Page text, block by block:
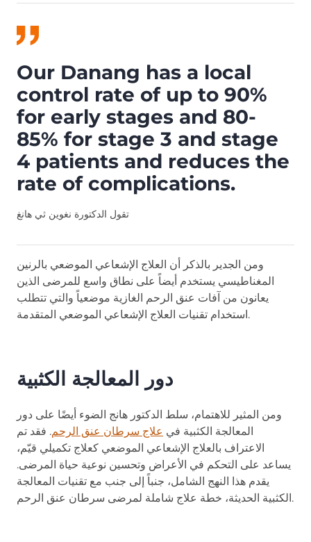
Our Danang has a local
control rate of up to 90%
for early stages and 80-
85% for stage 3 and stage
4 patients and reduces the
rate of complications.
تقول الدكتورة نغوين ثي هانغ
ومن الجدير بالذكر أن العلاج الإشعاعي الموضعي بالرنين
المغناطيسي يستخدم أيضاً على نطاق واسع للمرضى الذين
يعانون من آفات عنق الرحم الغازية موضعياً والتي تتطلب
استخدام تقنيات العلاج الإشعاعي الموضعي المتقدمة.
دور المعالجة الكثبية
ومن المثير للاهتمام، سلط الدكتور هانج الضوء أيضًا على دور
المعالجة الكثبية في علاج سرطان عنق الرحم. فقد تم
الاعتراف بالعلاج الإشعاعي الموضعي كعلاج تكميلي قيّم،
يساعد على التحكم في الأعراض وتحسين نوعية حياة المرضى.
يقدم هذا النهج الشامل، جنباً إلى جنب مع تقنيات المعالجة
الكثبية الحديثة، خطة علاج شاملة لمرضى سرطان عنق الرحم.